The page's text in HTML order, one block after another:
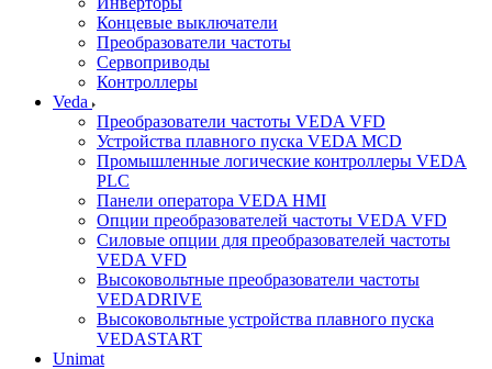
Концевые выключатели
Преобразователи частоты
Сервоприводы
Контроллеры
Veda
Преобразователи частоты VEDA VFD
Устройства плавного пуска VEDA MCD
Промышленные логические контроллеры VEDA
PLC
Панели оператора VEDA HMI
Опции преобразователей частоты VEDA VFD
Силовые опции для преобразователей частоты
VEDA VFD
Высоковольтные преобразователи частоты
VEDADRIVE
Высоковольтные устройства плавного пуска
VEDASTART
Unimat